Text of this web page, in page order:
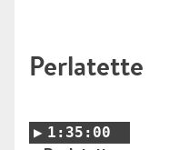
Perlatette
1:35:00